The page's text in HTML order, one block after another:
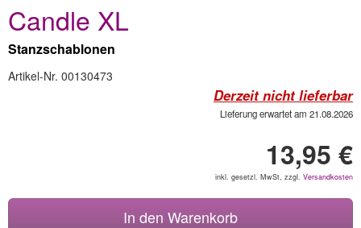
Candle XL
Stanzschablonen
Artikel-Nr. 00130473
Derzeit nicht lieferbar
Lieferung erwartet am 21.08.2026
13,95 €
inkl. gesetzl. MwSt, zzgl. Versandkosten
In den Warenkorb